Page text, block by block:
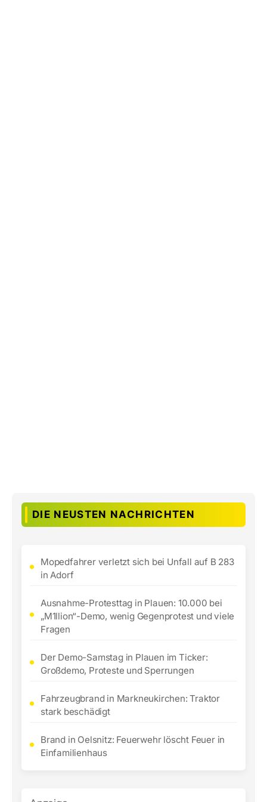
DIE NEUSTEN NACHRICHTEN
Mopedfahrer verletzt sich bei Unfall auf B 283
in Adorf
Ausnahme-Protesttag in Plauen: 10.000 bei
„M1llion“-Demo, wenig Gegenprotest und viele
Fragen
Der Demo-Samstag in Plauen im Ticker:
Großdemo, Proteste und Sperrungen
Fahrzeugbrand in Markneukirchen: Traktor
stark beschädigt
Brand in Oelsnitz: Feuerwehr löscht Feuer in
Einfamilienhaus